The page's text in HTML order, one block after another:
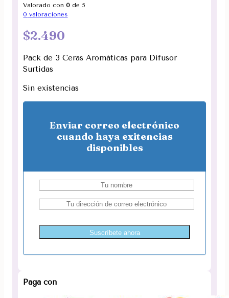
Valorado con0 de 5
0 valoraciones
$2.490
Pack de 3 Ceras Aromáticas para Difusor
Surtidas
Sin existencias
Enviar correo electrónico
cuando haya exitencias
disponibles
Suscríbete ahora
Paga con